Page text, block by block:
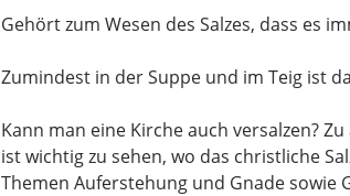
Gehört zum Wesen des Salzes, dass es
Zumindest in der Suppe und im Teig ist
Kann man eine Kirche auch versalzen?
ist wichtig zu sehen, wo das christliche
Themen Auferstehung und Gnade sowie